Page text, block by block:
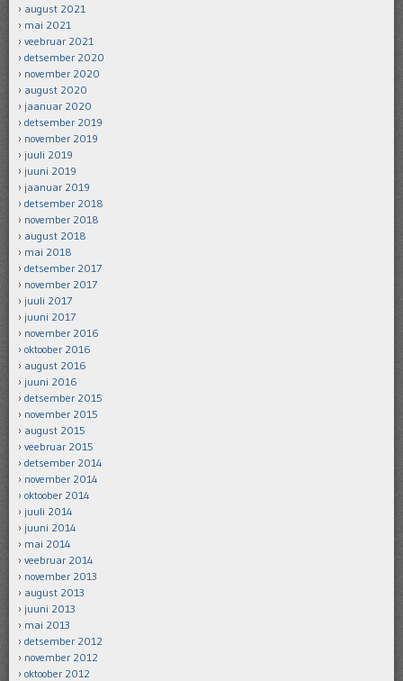
august 2021
mai 2021
veebruar 2021
detsember 2020
november 2020
august 2020
jaanuar 2020
detsember 2019
november 2019
juuli 2019
juuni 2019
jaanuar 2019
detsember 2018
november 2018
august 2018
mai 2018
detsember 2017
november 2017
juuli 2017
juuni 2017
november 2016
oktoober 2016
august 2016
juuni 2016
detsember 2015
november 2015
august 2015
veebruar 2015
detsember 2014
november 2014
oktoober 2014
juuli 2014
juuni 2014
mai 2014
veebruar 2014
november 2013
august 2013
juuni 2013
mai 2013
detsember 2012
november 2012
oktoober 2012